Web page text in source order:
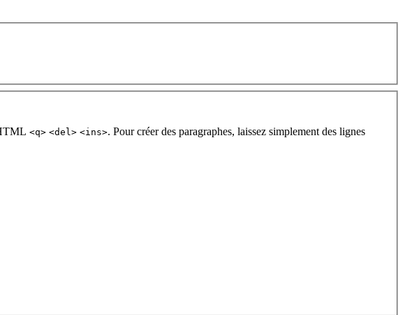
<q> <del> <ins>. Pour créer des paragraphes, laissez simplement des lignes